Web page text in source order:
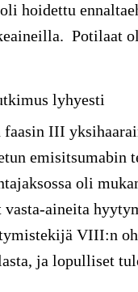
hoidettu
Potilaat
lyhyesti
faasin III
emisitsumabin
oli
vasta-aineita
VIII:n
ja lopulliset